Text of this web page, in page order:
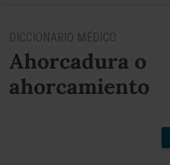
DICCIONARIO MÉDICO
Ahorcadura o
ahorcamiento